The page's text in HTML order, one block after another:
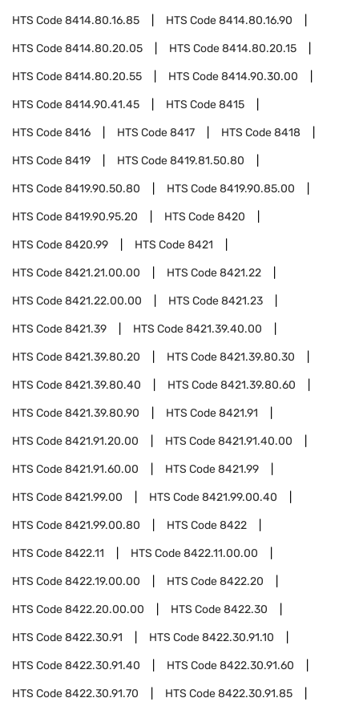
HTS Code8414.80.16.85 HTS Code8414.80.16.90
HTS Code8414.80.20.05 HTS Code8414.80.20.15
HTS Code8414.80.20.55 HTS Code8414.90.30.00
HTS Code8414.90.41.45 HTS Code8415
HTS Code8416 HTS Code8417 HTS Code8418
HTS Code8419 HTS Code8419.81.50.80
HTS Code8419.90.50.80 HTS Code8419.90.85.00
HTS Code8419.90.95.20 HTS Code8420
HTS Code8420.99 HTS Code8421
HTS Code8421.21.00.00 HTS Code8421.22
HTS Code8421.22.00.00 HTS Code8421.23
HTS Code8421.39 HTS Code8421.39.40.00
HTS Code8421.39.80.20 HTS Code8421.39.80.30
HTS Code8421.39.80.40 HTS Code8421.39.80.60
HTS Code8421.39.80.90 HTS Code8421.91
HTS Code8421.91.20.00 HTS Code8421.91.40.00
HTS Code8421.91.60.00 HTS Code8421.99
HTS Code8421.99.00 HTS Code8421.99.00.40
HTS Code8421.99.00.80 HTS Code8422
HTS Code8422.11 HTS Code8422.11.00.00
HTS Code8422.19.00.00 HTS Code8422.20
HTS Code8422.20.00.00 HTS Code8422.30
HTS Code8422.30.91 HTS Code8422.30.91.10
HTS Code8422.30.91.40 HTS Code8422.30.91.60
HTS Code8422.30.91.70 HTS Code8422.30.91.85